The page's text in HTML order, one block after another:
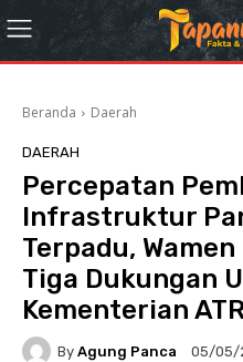
Beranda Daerah
DAERAH
Percepatan
Infrastruktur
Terpadu,
Tiga Dukungan
Kementerian
By Agung Panca 05/05/